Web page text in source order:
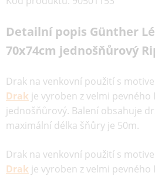
Detailní popis Günther
70x74cm jednošňůrový
Drak na venkovní použití s
Drak je vyroben z velmi
jednošňůrový. Balení obsahuje
maximální délka šňůry je 50m.
Drak na venkovní použití s
Drak je vyroben z velmi